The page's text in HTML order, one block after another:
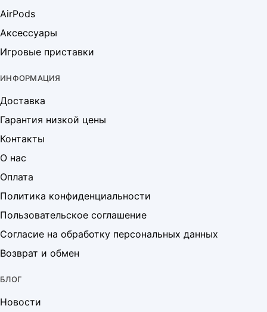
AirPods
Аксессуары
Игровые приставки
ИНФОРМАЦИЯ
Доставка
Гарантия низкой цены
Контакты
О нас
Оплата
Политика конфиденциальности
Пользовательское соглашение
Согласие на обработку персональных данных
Возврат и обмен
БЛОГ
Новости